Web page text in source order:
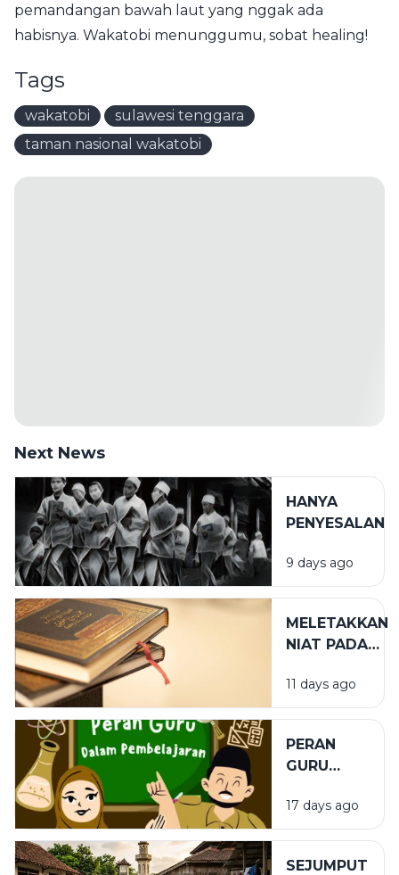
pemandangan bawah laut yang nggak ada
habisnya. Wakatobi menunggumu, sobat healing!
Tags
wakatobi
sulawesi tenggara
taman nasional wakatobi
Next News
HANYA
PENYESALAN
9 days ago
MELETAKKAN
NIAT PADA
YANG TEPAT
11 days ago
PERAN
GURU
PENDIDIKAN
17 days ago
SEJUMPUT